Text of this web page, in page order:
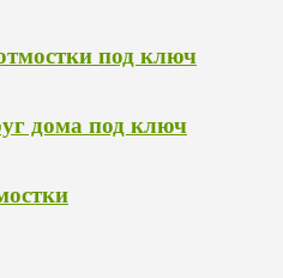
под ключ
дома под ключ